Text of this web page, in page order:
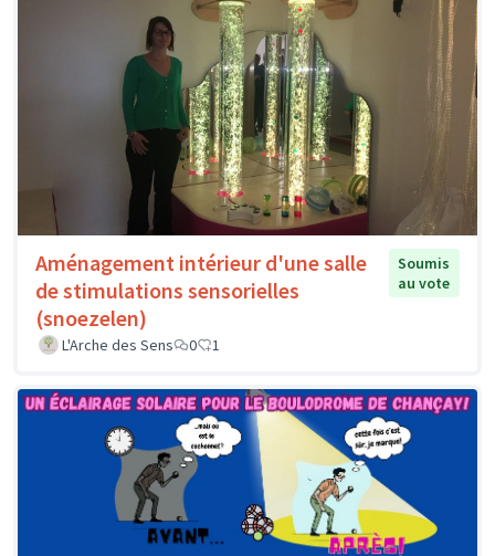
Aménagement intérieur d'une salle
de stimulations sensorielles
(snoezelen)
Soumis
au vote
L'Arche des Sens 0 1